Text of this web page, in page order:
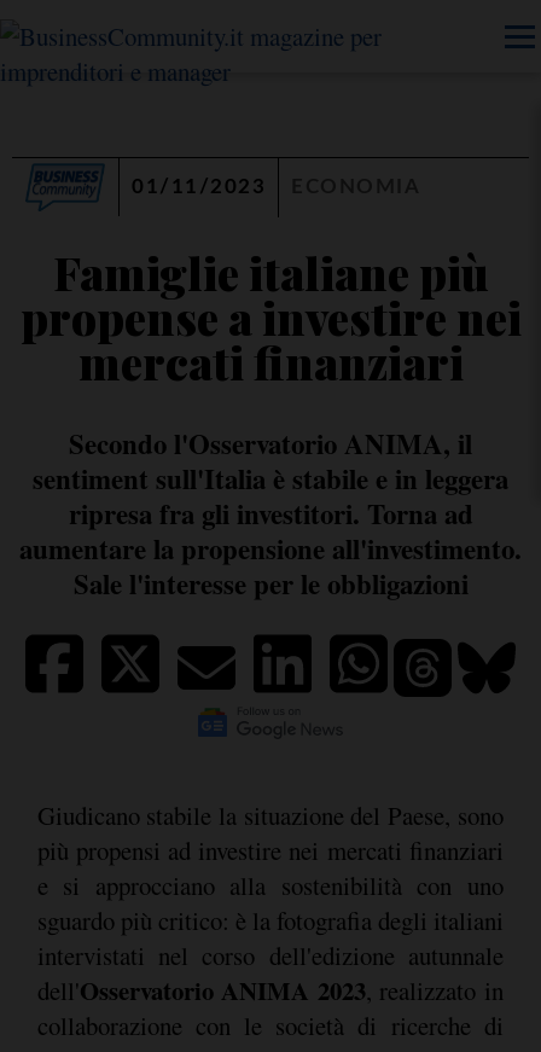
01/11/2023
Famiglie italiane più
propense a investire nei
mercati finanziari
Secondo l'Osservatorio ANIMA, il
sentiment sull'Italia è stabile e in leggera
ripresa fra gli investitori. Torna ad
aumentare la propensione all'investimento.
Sale l'interesse per le obbligazioni
Giudicano stabile la situazione del Paese, sono
più propensi ad investire nei mercati finanziari
e si approcciano alla sostenibilità con uno
sguardo più critico: è la fotografia degli italiani
intervistati nel corso dell'edizione autunnale
dell'Osservatorio ANIMA 2023, realizzato in
collaborazione con le società di ricerche di